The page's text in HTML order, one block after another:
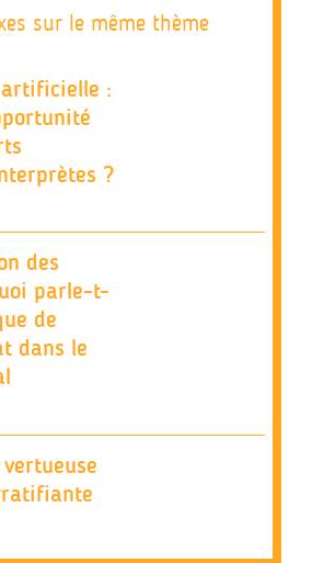
sur le même thème
artificielle :
?
des
parle-t-
de
dans le